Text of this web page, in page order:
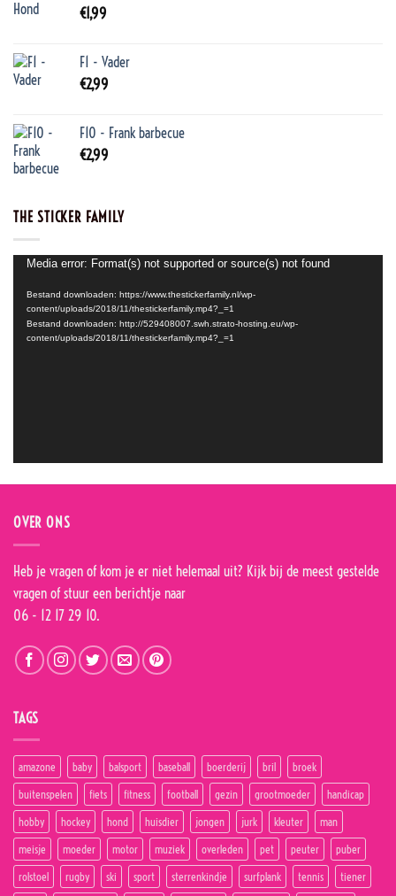
€1,99
F1 - Vader
€2,99
F10 - Frank barbecue
€2,99
THE STICKER FAMILY
Videospeler
Media error: Format(s) not supported or source(s) not found
Bestand downloaden: https://www.thestickerfamily.nl/wp-
content/uploads/2018/11/thestickerfamily.mp4?_=1
Bestand downloaden: http://529408007.swh.strato-hosting.eu/wp-
content/uploads/2018/11/thestickerfamily.mp4?_=1
OVER ONS
Heb je vragen of kom je er niet helemaal uit? Kijk bij de meest gestelde
vragen of stuur een berichtje naar
06 - 12 17 29 10.
TAGS
amazone baby balsport baseball boerderij bril
broek
buitenspelen
fiets fitness football gezin grootmoeder
handicap
hobby
hockey hond huisdier jongen jurk kleuter
man
meisje
moeder motor muziek overleden pet peuter
puber
rolstoel
rugby ski sport sterrenkindje surfplank tennis tiener